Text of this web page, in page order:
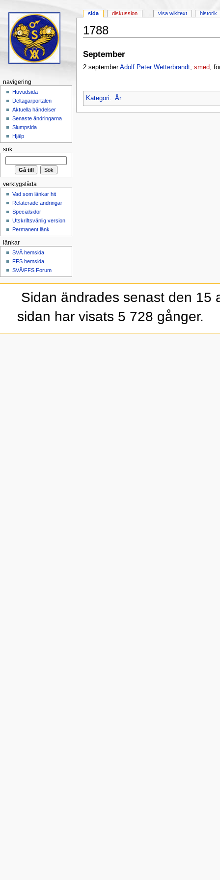
1788
September
2 septemberAdolf Peter Wetterbrandt, smed ,
Kategori: År
sida diskussion visa wikitext historik
navigering
Huvudsida
Deltagarportalen
Aktuella händelser
Senaste ändringarna
Slumpsida
Hjälp
sök
verktygslåda
Vad som länkar hit
Relaterade ändringar
Specialsidor
Utskriftsvänlig version
Permanent länk
länkar
SVÄ hemsida
FFS hemsida
SVÄ/FFS Forum
Sidan ändrades senast den 15
sidan har visats 5 728 gånger.